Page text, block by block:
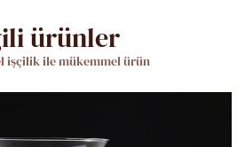
ürünler
işçilik ile mükemmel ürün